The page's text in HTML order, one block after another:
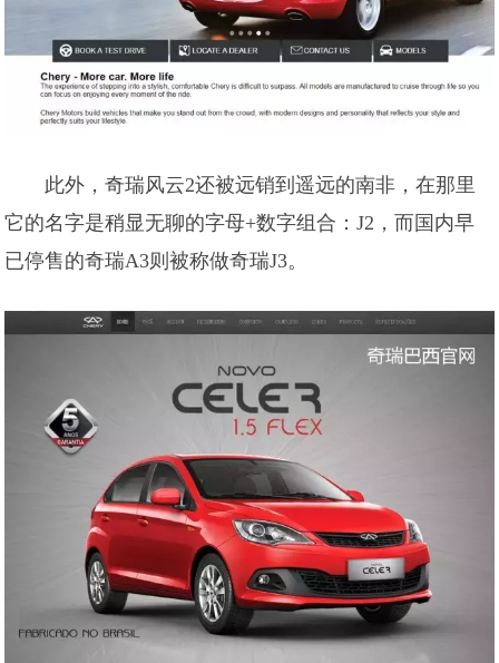
此外，奇瑞风云2还被远销到遥远的南非，在那里
它的名字是稍显无聊的字母+数字组合：J2，而国内早
已停售的奇瑞A3则被称做奇瑞J3。